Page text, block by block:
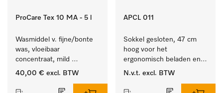
ProCare Tex 10 MA - 5 l
Wasmiddel v. fijne/bonte
was, vloeibaar
concentraat, mild
alkalisch, 5 l voor het
en gevoelig textiel.
40,00 € excl. BTW
APCL 011
Sokkel gesloten, 47 cm
hoog voor het
ergonomisch beladen en
legen van de wasmachine
N.v.t. excl. BTW